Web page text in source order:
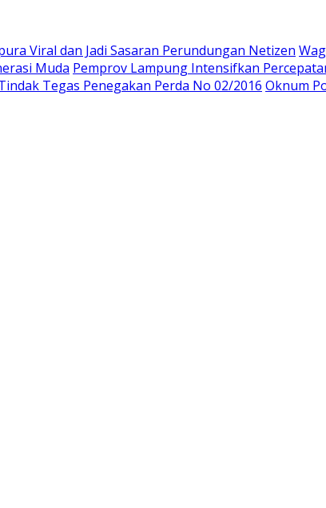
Viral dan Jadi Sasaran Perundungan Netizen
Muda Pemprov Lampung Intensifkan
Tegas Penegakan Perda No 02/2016 Oknum